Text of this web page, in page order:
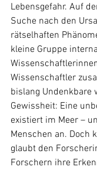
Lebensgefahr. Auf
Suche nach den
rätselhaften
kleine Gruppe
Wissenschaftler
bislang
Gewissheit: Eine
existiert im Meer –
Menschen an. Doch
glaubt den
Forschern ihre